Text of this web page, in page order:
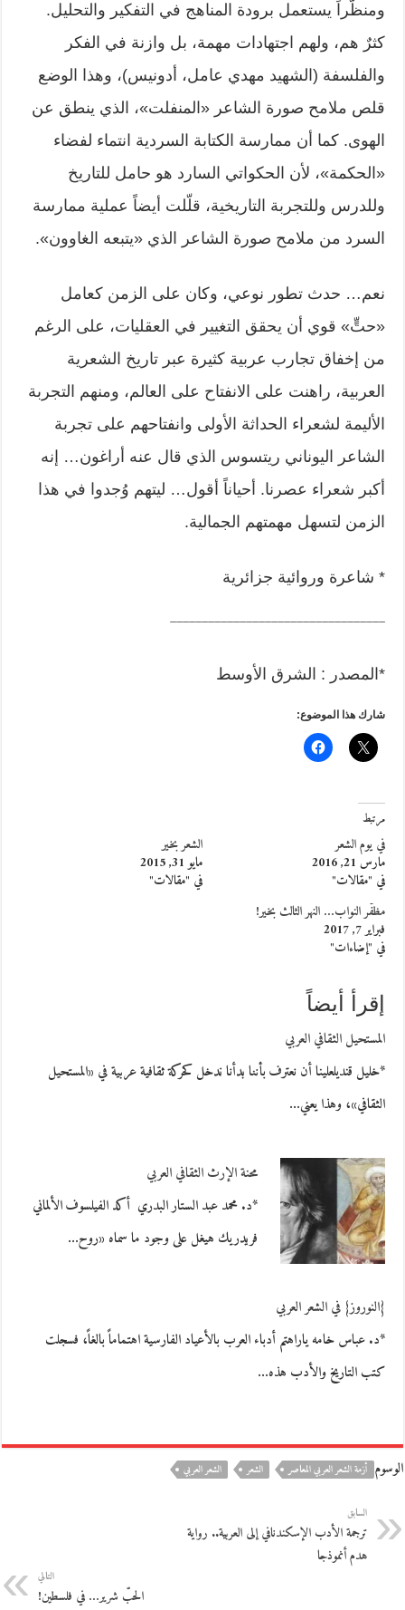
ومنظّراً يستعمل برودة المناهج في التفكير والتحليل.
كثرٌ هم، ولهم اجتهادات مهمة، بل وازنة في الفكر
والفلسفة (الشهيد مهدي عامل، أدونيس)، وهذا الوضع
قلص ملامح صورة الشاعر «المنفلت»، الذي ينطق عن
الهوى. كما أن ممارسة الكتابة السردية انتماء لفضاء
«الحكمة»، لأن الحكواتي السارد هو حامل للتاريخ
وللدرس وللتجربة التاريخية، قلّلت أيضاً عملية ممارسة
السرد من ملامح صورة الشاعر الذي «يتبعه الغاوون».
نعم… حدث تطور نوعي، وكان على الزمن كعامل
«حتٍّ» قوي أن يحقق التغيير في العقليات، على الرغم
من إخفاق تجارب عربية كثيرة عبر تاريخ الشعرية
العربية، راهنت على الانفتاح على العالم، ومنهم التجربة
الأليمة لشعراء الحداثة الأولى وانفتاحهم على تجربة
الشاعر اليوناني ريتسوس الذي قال عنه أراغون… إنه
أكبر شعراء عصرنا. أحياناً أقول… ليتهم وُجدوا في هذا
الزمن لتسهل مهمتهم الجمالية.
* شاعرة وروائية جزائرية
__________________________________
*المصدر : الشرق الأوسط
شارك هذا الموضوع:
مرتبط
في يوم الشعر
مارس 21, 2016
في "مقالات"
الشعر بخير
مايو 31, 2015
في "مقالات"
مظفّر النواب… النهر الثالث بخير!
فبراير 7, 2017
في "إضاءات"
إقرأ أيضاً
المستحيل الثقافي العربي
*خليل قنديلعلينا أن نعترف بأننا بدأنا ندخل كحركة ثقافية عربية في «المستحيل
الثقافي»، وهذا يعني…
محنة الإرث الثقافي العربي
*د. محمد عبد الستار البدري أكد الفيلسوف الألماني
فريدريك هيغل على وجود ما سماه «روح…
{النوروز} في الشعر العربي
*د. عباس خامه ياراهتم أدباء العرب بالأعياد الفارسية اهتماماً بالغاً، فسجلت
كتب التاريخ والأدب هذه…
الوسوم أزمة الشعر العربي المعاصر الشعر الشعر العربي
السابق
ترجمة الأدب الإسكندنافي إلى العربية.. رواية
هدم أنموذجا
التالي
الحبّ شرير… في فلسطين!